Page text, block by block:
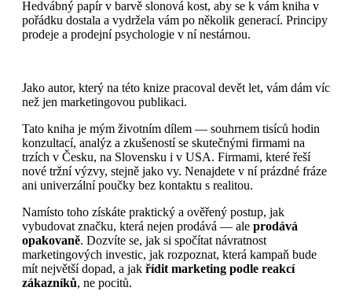
Hedvábný papír v barvě slonová kost, aby se k vám kniha v
pořádku dostala a vydržela vám po několik generací. Principy
prodeje a prodejní psychologie v ní nestárnou.
Jako autor, který na této knize pracoval devět let, vám dám víc
než jen marketingovou publikaci.
Tato kniha je mým životním dílem — souhrnem tisíců hodin
konzultací, analýz a zkušeností se skutečnými firmami na
trzích v Česku, na Slovensku i v USA. Firmami, které řeší
nové tržní výzvy, stejně jako vy. Nenajdete v ní prázdné fráze
ani univerzální poučky bez kontaktu s realitou.
Namísto toho získáte praktický a ověřený postup, jak
vybudovat značku, která nejen prodává — ale prodává
opakovaně. Dozvíte se, jak si spočítat návratnost
marketingových investic, jak rozpoznat, která kampaň bude
mít největší dopad, a jak řídit marketing podle reakcí
zákazníků, ne pocitů.